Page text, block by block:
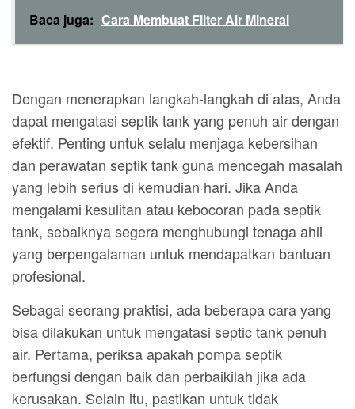
Baca juga: Cara Membuat Filter Air Mineral
Dengan menerapkan langkah-langkah di atas, Anda
dapat mengatasi septik tank yang penuh air dengan
efektif. Penting untuk selalu menjaga kebersihan
dan perawatan septik tank guna mencegah masalah
yang lebih serius di kemudian hari. Jika Anda
mengalami kesulitan atau kebocoran pada septik
tank, sebaiknya segera menghubungi tenaga ahli
yang berpengalaman untuk mendapatkan bantuan
profesional.
Sebagai seorang praktisi, ada beberapa cara yang
bisa dilakukan untuk mengatasi septic tank penuh
air. Pertama, periksa apakah pompa septik
berfungsi dengan baik dan perbaikilah jika ada
kerusakan. Selain itu, pastikan untuk tidak